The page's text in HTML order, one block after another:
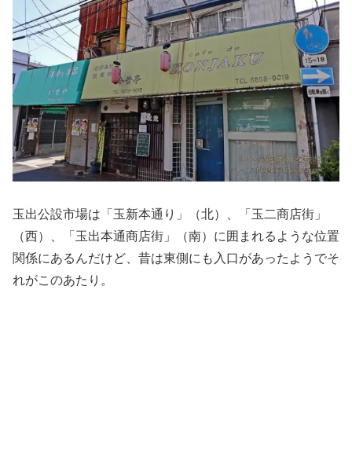
玉出公設市場は「玉新本通り」（北）、「玉二商店街」
（西）、「玉出本通商店街」（南）に囲まれるような位置
関係にあるんだけど、昔は東側にも入口があったようでそ
れがこのあたり。